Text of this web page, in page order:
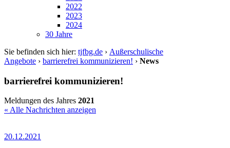
2022
2023
2024
30 Jahre
Sie befinden sich hier: tjfbg.de › Außerschulische
Angebote › barrierefrei kommunizieren! › News
barrierefrei kommunizieren!
Meldungen des Jahres 2021
« Alle Nachrichten anzeigen
20.12.2021